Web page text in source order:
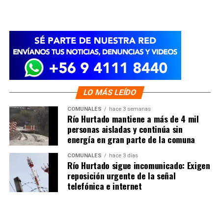
LO MÁS LEÍDO
COMUNALES hace 3 semanas
Río Hurtado mantiene a más de 4 mil
personas aisladas y continúa sin
energía en gran parte de la comuna
COMUNALES hace 3 días
Río Hurtado sigue incomunicado: Exigen
reposición urgente de la señal
telefónica e internet